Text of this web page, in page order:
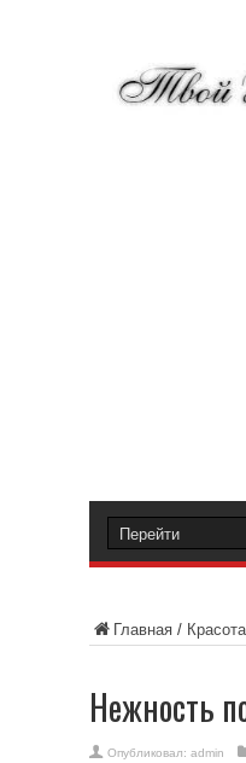
Главная / Красота
Нежность
Опубликовал: admin